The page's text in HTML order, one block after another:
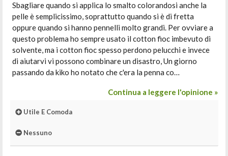
Sbagliare quando si applica lo smalto colorandosi anche la
pelle è semplicissimo, soprattutto quando si è di fretta
oppure quando si hanno pennelli molto grandi. Per ovviare a
questo problema ho sempre usato il cotton fioc imbevuto di
solvente, ma i cotton fioc spesso perdono pelucchi e invece
di aiutarvi vi possono combinare un disastro, Un giorno
passando da kiko ho notato che c'era la penna co…
Continua a leggere l'opinione »
Utile E Comoda
Nessuno